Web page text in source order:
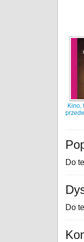
Kino,
Do
Do